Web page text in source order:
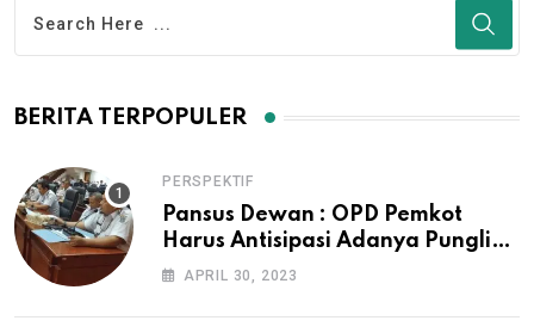
BERITA TERPOPULER
PERSPEKTIF
Pansus Dewan : OPD Pemkot
Harus Antisipasi Adanya Pungli
Pengurusan IMB dan Surat Ijo
APRIL 30, 2023